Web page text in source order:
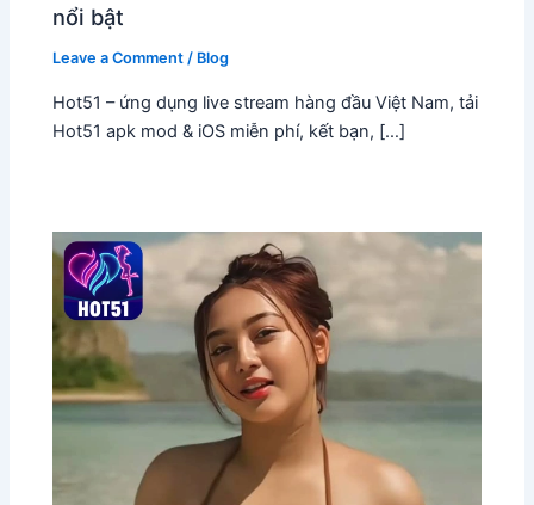
nổi bật
Leave a Comment / Blog
Hot51 – ứng dụng live stream hàng đầu Việt Nam, tải
Hot51 apk mod & iOS miễn phí, kết bạn, […]